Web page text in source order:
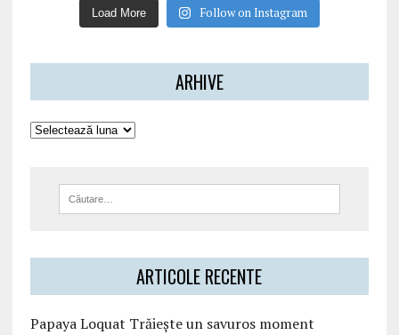
Load More Follow on Instagram
ARHIVE
ARTICOLE RECENTE
Papaya Loquat Trăiește un savuros moment